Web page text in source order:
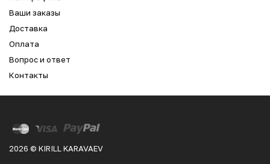
Ваши заказы
Доставка
Оплата
Вопрос и ответ
Контакты
2026 © KIRILL KARAVAEV